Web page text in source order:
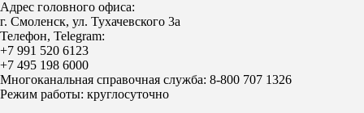
Адрес головного офиса:
г. Смоленск, ул. Тухачевского 3а
Телефон, Telegram:
+7 991 520 6123
+7 495 198 6000
Многоканальная справочная служба: 8-800 707 1326
Режим работы: круглосуточно